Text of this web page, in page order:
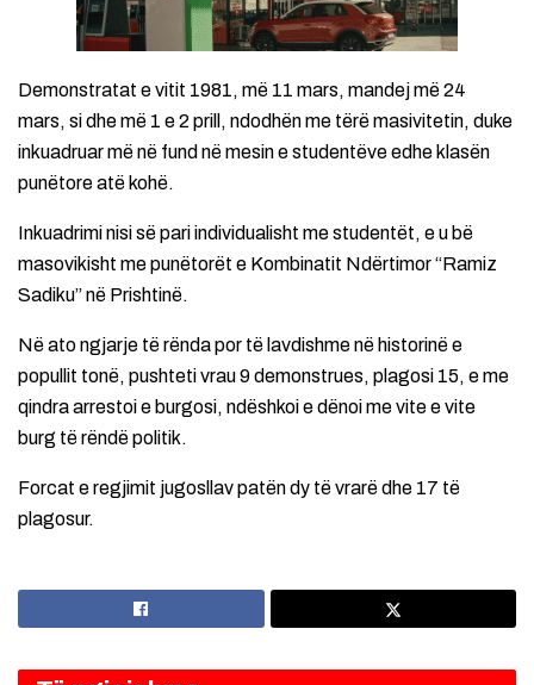
Demonstratat e vitit 1981, më 11 mars, mandej më 24
mars, si dhe më 1 e 2 prill, ndodhën me tërë masivitetin, duke
inkuadruar më në fund në mesin e studentëve edhe klasën
punëtore atë kohë.
Inkuadrimi nisi së pari individualisht me studentët, e u bë
masovikisht me punëtorët e Kombinatit Ndërtimor “Ramiz
Sadiku” në Prishtinë.
Në ato ngjarje të rënda por të lavdishme në historinë e
popullit tonë, pushteti vrau 9 demonstrues, plagosi 15, e me
qindra arrestoi e burgosi, ndëshkoi e dënoi me vite e vite
burg të rëndë politik.
Forcat e regjimit jugosllav patën dy të vrarë dhe 17 të
plagosur.